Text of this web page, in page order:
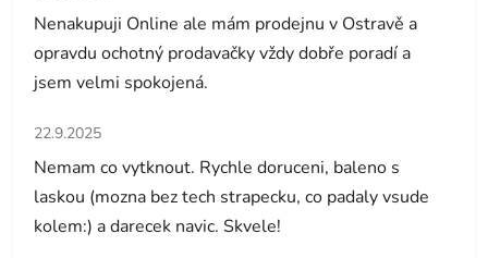
Nenakupuji Online ale mám prodejnu v Ostravě a
opravdu ochotný prodavačky vždy dobře poradí a
jsem velmi spokojená.
Hodnocení obchodu je 5 z 5 hvězdiček.
22.9.2025
Nemam co vytknout. Rychle doruceni, baleno s
laskou (mozna bez tech strapecku, co padaly vsude
kolem:) a darecek navic. Skvele!